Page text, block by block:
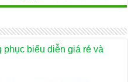
phục biểu diễn giá rẻ và